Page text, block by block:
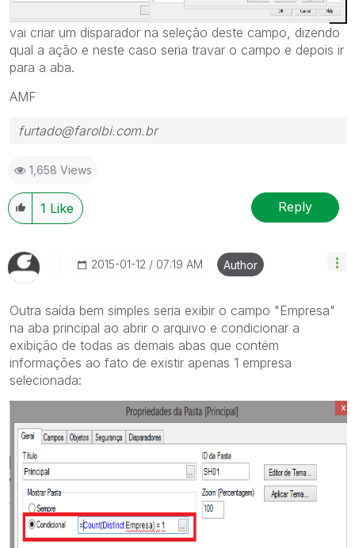
vai criar um disparador na seleção deste campo, dizendo
qual a ação e neste caso seria travar o campo e depois ir
para a aba.
AMF
furtado@farolbi.com.br
1,658 Views
1 Like Reply
‎2015-01-12 07:19 AM Author
Outra saída bem simples seria exibir o campo "Empresa"
na aba principal ao abrir o arquivo e condicionar a
exibição de todas as demais abas que contém
informações ao fato de existir apenas 1 empresa
selecionada: